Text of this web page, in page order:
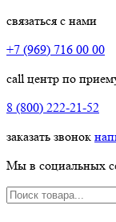
связаться с нами
+7 (969) 716 00 00
call центр по
8 (800) 222-21-52
заказать звонок
Мы в социальных